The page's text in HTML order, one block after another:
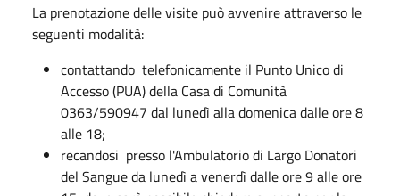
La prenotazione delle visite può avvenire attraverso le
seguenti modalità:
contattando telefonicamente il Punto Unico di
Accesso (PUA) della Casa di Comunità
0363/590947 dal lunedì alla domenica dalle ore 8
alle 18;
recandosi presso l'Ambulatorio di Largo Donatori
del Sangue da lunedì a venerdì dalle ore 9 alle ore